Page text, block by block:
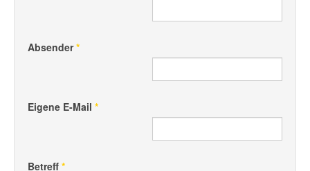
Absender*
Eigene E-Mail *
Betreff *